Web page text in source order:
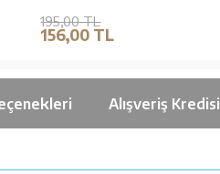
195,00 TL
156,00 TL
Alışveriş Kredisi